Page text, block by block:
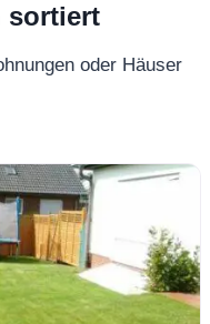
sortiert
oder Häuser